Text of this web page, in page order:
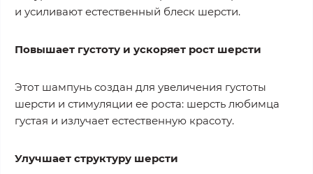
и усиливают естественный блеск шерсти.
Повышает густоту и ускоряет рост шерсти
Этот шампунь создан для увеличения густоты
шерсти и стимуляции ее роста: шерсть любимца
густая и излучает естественную красоту.
Улучшает структуру шерсти